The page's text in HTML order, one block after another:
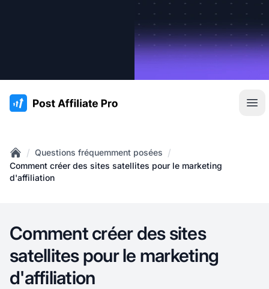
:site.title
Home
/ Questions fréquemment posées /
Comment créer des sites satellites pour le marketing
d'affiliation
Comment créer des sites
satellites pour le marketing
d'affiliation